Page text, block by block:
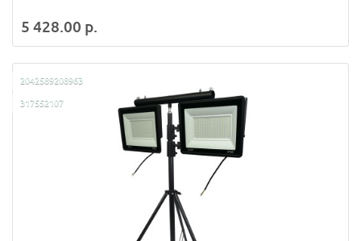
5 428.00 р.
2042589208963
317552107